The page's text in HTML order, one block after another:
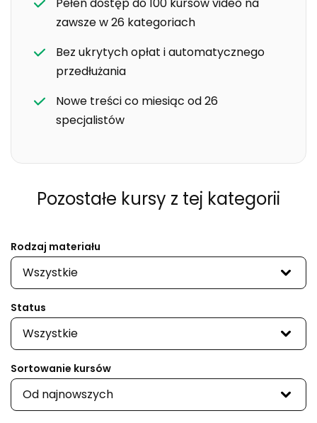
zawsze w 26 kategoriach
Bez ukrytych opłat i automatycznego
przedłużania
Nowe treści co miesiąc od 26
specjalistów
Pozostałe kursy z tej kategorii
Rodzaj materiału
Wszystkie
Status
Wszystkie
Sortowanie kursów
Od najnowszych